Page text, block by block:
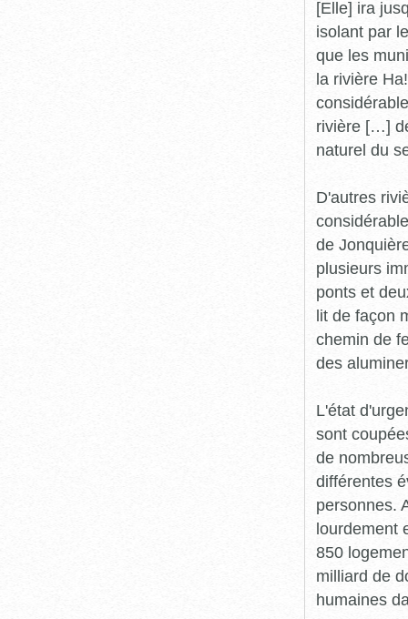
[Elle] ira
isolant par
que les
la rivière
rivière […]
naturel du
D'autres
de
plusieurs
ponts et
lit de façon
chemin de
des
L'état
sont
de
différentes
personnes.
lourdement
850
milliard de
humaines